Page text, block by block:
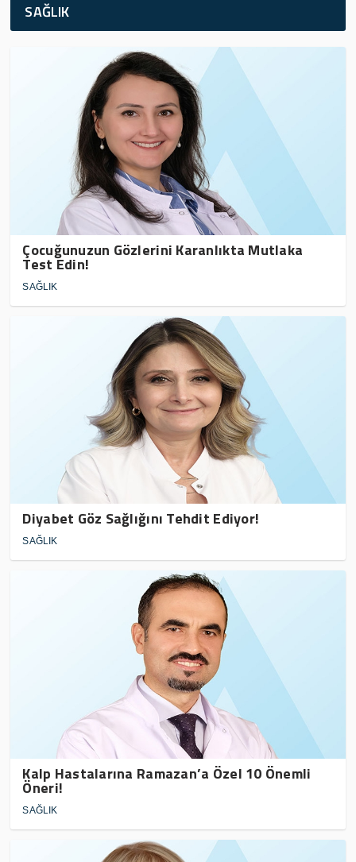
SAĞLIK
Çocuğunuzun Gözlerini Karanlıkta Mutlaka
Test Edin!
SAĞLIK
Diyabet Göz Sağlığını Tehdit Ediyor!
SAĞLIK
Kalp Hastalarına Ramazan’a Özel 10 Önemli
Öneri!
SAĞLIK